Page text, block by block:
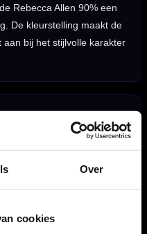
Over
cookies
Rebecca Allen 90% een
De kleurstelling maakt de
bij het stijlvolle karakter
90% dartpijlen worden
shafts en 100-micron